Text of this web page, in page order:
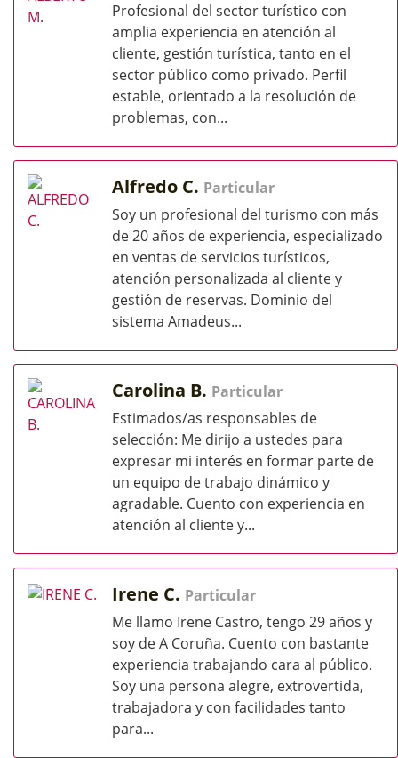
Profesional del sector turístico con
amplia experiencia en atención al
cliente, gestión turística, tanto en el
sector público como privado. Perfil
estable, orientado a la resolución de
problemas, con...
Alfredo C. Particular
Soy un profesional del turismo con más
de 20 años de experiencia, especializado
en ventas de servicios turísticos,
atención personalizada al cliente y
gestión de reservas. Dominio del
sistema Amadeus...
Carolina B. Particular
Estimados/as responsables de
selección: Me dirijo a ustedes para
expresar mi interés en formar parte de
un equipo de trabajo dinámico y
agradable. Cuento con experiencia en
atención al cliente y...
Irene C. Particular
Me llamo Irene Castro, tengo 29 años y
soy de A Coruña. Cuento con bastante
experiencia trabajando cara al público.
Soy una persona alegre, extrovertida,
trabajadora y con facilidades tanto
para...